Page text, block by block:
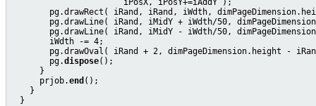
                       iPosX, iPosY+=iAddY );
pg.drawRect( iRand, iRand, iWdth,
pg.drawLine( iRand, iMidY + iWdth/50,
pg.drawLine( iRand, iMidY - iWdth/50,
        iWdth -= 4;
pg.drawOval( iRand + 2, dimPageDimension.height -
        pg.
dispose();
      }
      prjob.
end ();
    }
  }